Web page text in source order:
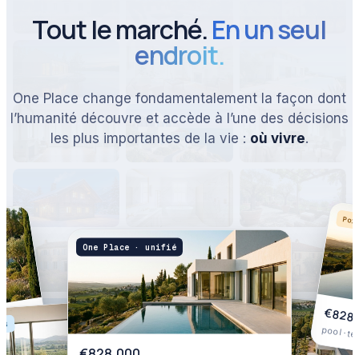
Tout le marché.En un seul
endroit.
One Place change fondamentalement la façon dont
l’humanité découvre et accède à l’une des décisions
les plus importantes de la vie : où vivre.
Portail C
pool ·
One Place · unifié